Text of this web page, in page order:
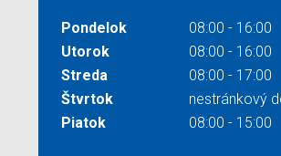
Pondelok
08:00 - 16:00
Utorok
08:00 - 16:00
Streda
08:00 - 17:00
Štvrtok
nestránkový
Piatok
08:00 - 15:00